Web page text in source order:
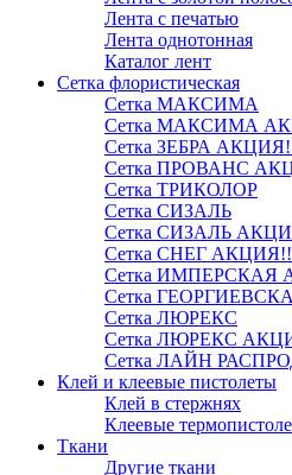
Лента с печатью
Лента однотонная
Каталог лент
Сетка флористическая
Сетка МАКСИМА
Сетка МАКСИМА
Сетка ЗЕБРА
Сетка ПРОВАНС
Сетка ТРИКОЛОР
Сетка СИЗАЛЬ
Сетка СИЗАЛЬ
Сетка СНЕГ
Сетка ИМПЕРСКАЯ
Сетка
Сетка ЛЮРЕКС
Сетка ЛЮРЕКС
Сетка ЛАЙН
Клей и клеевые пистолеты
Клей в стержнях
Клеевые
Ткани
Другие ткани